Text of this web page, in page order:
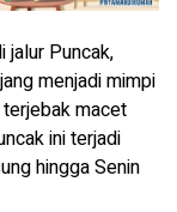
jalur Puncak,
menjadi mimpi
macet
ini terjadi
hingga Senin